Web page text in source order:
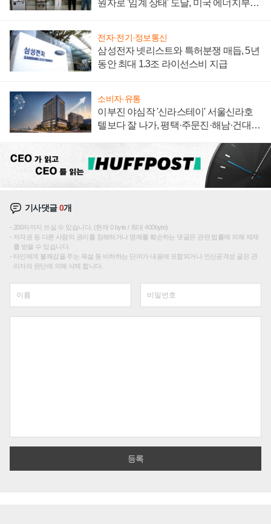
원자로 '임계 상태' 도달, 미국 에너지부
전자·전기·정보통신
삼성전자 넷리스트와 특허분쟁 매듭, 5년
동안 최대 1.3조 라이선스비 지급
소비자·유통
이부진 야심작 '신라스테이' 서울신라호
텔보다 잘 나가, 평택·주문진·해남·건대로
기사댓글0개
200자까지 쓰실 수 있습니다. (현재 0 byte / 최대 400byte)
저작권 등 다른 사람의 권리를 침해하거나 명예를 훼손하는 댓글은 관련 법률에 의해 제재
를 받을 수 있습니다.
타인에게 불쾌감을 주는 욕설 등 비하하는 단어가 내용에 포함되거나 인신공격성 글은 관
리자의 판단에 의해 삭제 합니다.